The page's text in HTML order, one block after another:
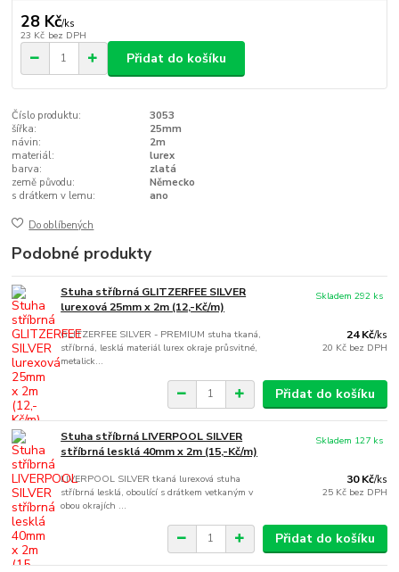
28 Kč/ks
23 Kč bez DPH
Přidat do košíku
Číslo produktu:
3053
šířka:
25mm
návin:
2m
materiál:
lurex
barva:
zlatá
země původu:
Německo
s drátkem v lemu:
ano
Do oblíbených
Podobné produkty
Stuha stříbrná GLITZERFEE SILVER
lurexová 25mm x 2m (12,-Kč/m)
GLITZERFEE SILVER - PREMIUM stuha tkaná,
stříbrná, lesklá materiál lurex okraje průsvitné,
metalick...
24 Kč/ks
20 Kč bez DPH
Skladem 292 ks
Přidat do košíku
Stuha stříbrná LIVERPOOL SILVER
stříbrná lesklá 40mm x 2m (15,-Kč/m)
LIVERPOOL SILVER tkaná lurexová stuha
stříbrná lesklá, oboulící s drátkem vetkaným v
obou okrajích ...
30 Kč/ks
25 Kč bez DPH
Skladem 127 ks
Přidat do košíku